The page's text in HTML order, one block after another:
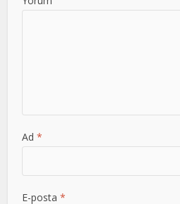
Ad*
E-posta*